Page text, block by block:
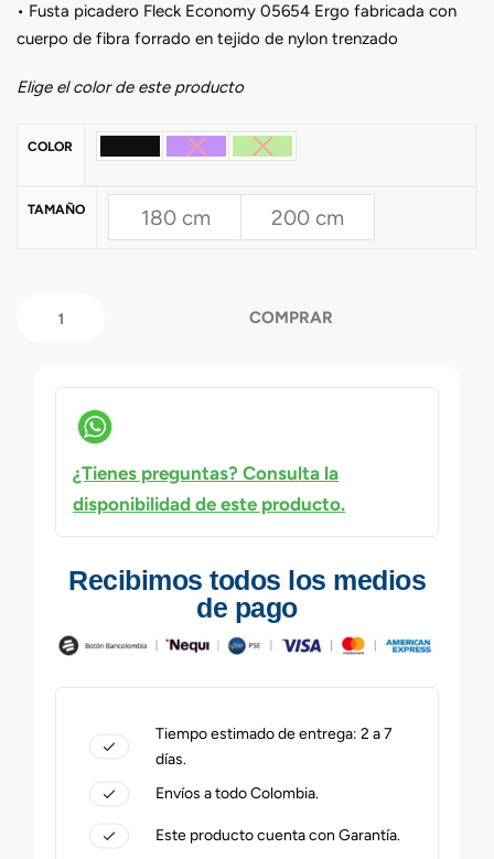
• Fusta picadero Fleck Economy 05654 Ergo fabricada con
cuerpo de fibra forrado en tejido de nylon trenzado
Elige el color de este producto
COLOR
TAMAÑO 180 cm 200 cm
COMPRAR
¿Tienes preguntas? Consulta la
disponibilidad de este producto.
Recibimos todos los medios
de pago
Tiempo estimado de entrega: 2 a 7
días.
Envíos a todo Colombia.
Este producto cuenta con Garantía.